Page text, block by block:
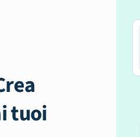
tuoi